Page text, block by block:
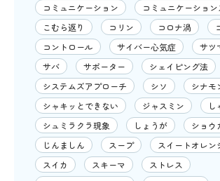
コミュニケーション
コミュニケーショ
こむら返り
コリン コロナ渦
コントロール
サイバー心気症
サツ
サバ
サポーター
シェイピング法
システムズアプローチ
シソ
シナモ
シャキッとできない
ジャスミン
し
シュミラクラ現象
しょうが
ショウ
じんましん
スープ
スイートオレン
スイカ
スキーマ
ストレス